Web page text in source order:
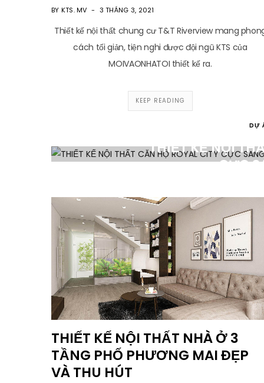
BY KTS. MV 3 THÁNG 3, 2021
Thiết kế nội thất chung cư T&T Riverview mang
cách tối giản, tiện nghi được đội ngũ KTS của
MOIVAONHATOI thiết kế ra.
KEEP READING
DỰ
THIẾT KẾ NỘI
CỰC
THIẾT KẾ NỘI THẤT NHÀ Ở 3
TẦNG PHỐ PHƯƠNG MAI ĐẸP
VÀ THU HÚT